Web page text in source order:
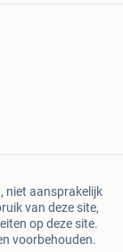
niet aansprakelijk
van deze site,
op deze site.
voorbehouden.